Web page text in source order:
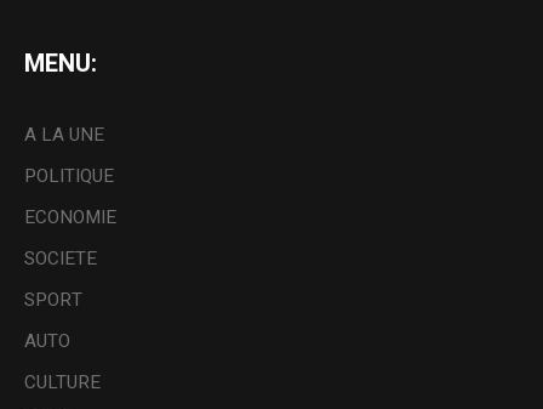
MENU:
A LA UNE
POLITIQUE
ECONOMIE
SOCIETE
SPORT
AUTO
CULTURE